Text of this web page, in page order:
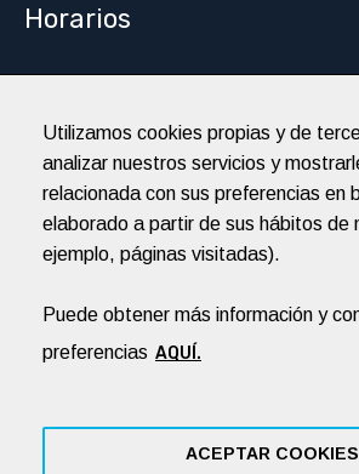
Horarios
Todos los días del año
Hospital Veterinari Balmes
recomienda
Utilizamos cookies propias y de
analizar nuestros servicios y
relacionada con sus preferencias en
elaborado a partir de sus hábitos de
ejemplo, páginas visitadas).
Puede obtener más información y
preferencias AQUÍ.
ACEPTAR COOKIES